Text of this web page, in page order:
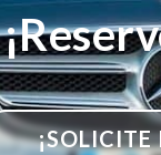
¡SOLICITE